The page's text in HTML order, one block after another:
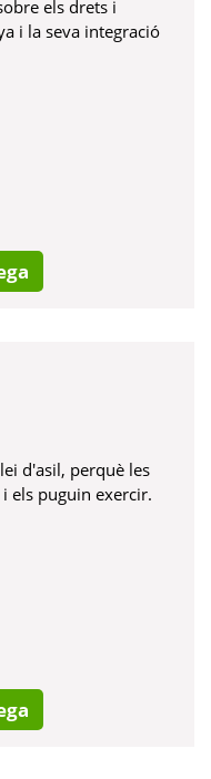
els drets i
i la seva integració
d'asil, perquè les
els puguin exercir.